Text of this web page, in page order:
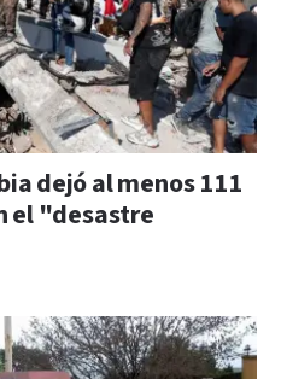
dejó al menos 111
el "desastre